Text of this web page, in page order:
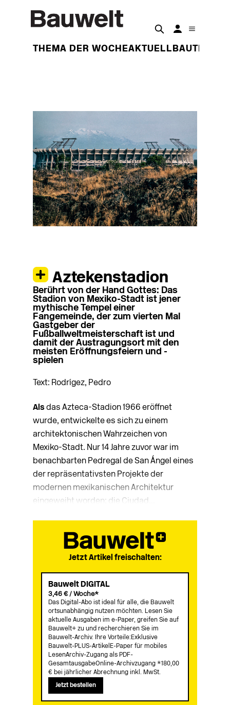
THEMA DER WOCHEAKTUELL BAUTEN
seine Funk­tion. Es hat eine Seele, eine
brachiale Persönlichkeit. Der Mexikaner
versteht es als Eigentum. Das Stadion ist
Teil seines Zuhauses“, kündigte der
Bauleiter 1962 an.
Foto: Bob Schalkwijk
Aztekenstadion
Berührt von der Hand Gottes: Das
Stadion von Mexiko-Stadt ist jener
mythische Tempel einer
Fangemeinde, der zum vierten Mal
Gastgeber der
Fußballweltmeisterschaft ist und
damit der Austragungsort mit den
meisten Eröffnungsfeiern und -
spielen
Text: Rodrígez, Pedro
Als das Azteca-Stadion 1966 eröffnet
wurde, entwickelte es sich zu einem
architektonischen Wahrzeichen von
Mexiko-Stadt. Nur 14 Jahre zuvor war im
benachbarten Pedregal de San Ángel eines
der repräsentativsten Projekte der
modernen mexikanischen Architektur
eingeweiht worden: die Ciudad...
Jetzt Artikel freischalten:
Bauwelt DIGITAL
3,46 € / Woche*
Das Digital-Abo ist ideal für alle, die Bauwelt
ortsunabhängig nutzen möchten. Lesen Sie
aktuelle Ausgaben im e-Paper, greifen Sie auf
Bauwelt+ zu und recherchieren Sie im
Bauwelt-Archiv. Ihre Vorteile:Exklusive
Bauwelt-PLUS-ArtikelE-Paper für mobiles
LesenArchiv-Zugang als PDF-
GesamtausgabeOnline-Archivzugang *180,00
€ bei jährlicher Abrechnung inkl. MwSt.
Jetzt bestellen